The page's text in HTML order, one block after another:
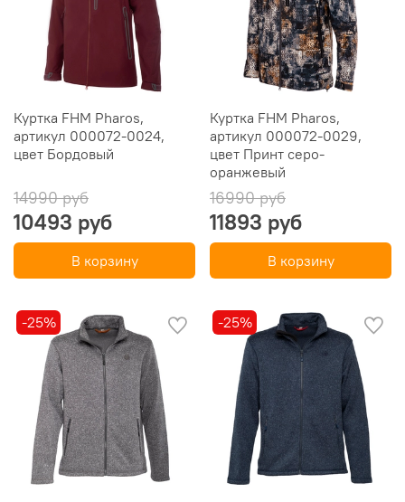
Куртка FHM Pharos,
артикул 000072-0024,
цвет Бордовый
14990 руб
10493 руб
В корзину
Куртка FHM Pharos,
артикул 000072-0029,
цвет Принт серо-
оранжевый
16990 руб
11893 руб
В корзину
-25% -25%